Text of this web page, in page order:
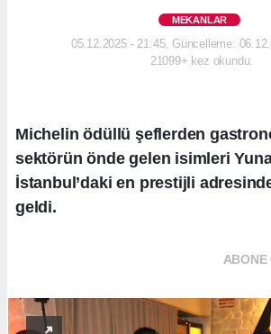
MEKANLAR
05.12.2025 - 21:45, Güncelleme:
21099+ kez okundu.
Michelin ödüllü şeflerden
sektörün önde gelen isimleri
İstanbul’daki en prestijli
geldi.
ABONE